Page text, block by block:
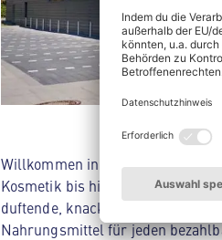
Willkommen in deinem ALDI
Kosmetik bis hin zu
duftende, knackige Backwaren
Nahrungsmittel für jeden